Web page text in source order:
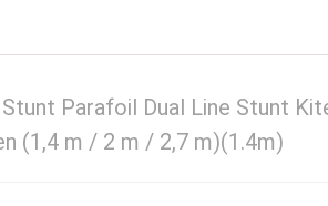
Parafoil Dual Line Stunt
(1,4 m / 2 m / 2,7 m)(1.4m)